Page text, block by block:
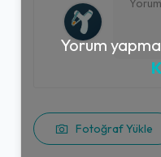
Fotoğraf Yükle
Yorum